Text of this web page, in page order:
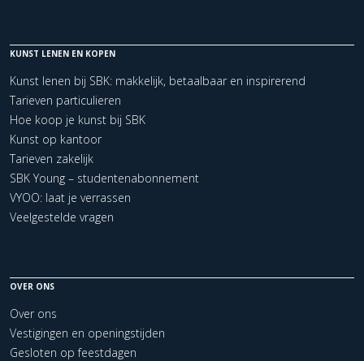
KUNST LENEN EN KOPEN
Kunst lenen bij SBK: makkelijk, betaalbaar en inspirerend
Tarieven particulieren
Hoe koop je kunst bij SBK
Kunst op kantoor
Tarieven zakelijk
SBK Young – studentenabonnement
VYOO: laat je verrassen
Veelgestelde vragen
OVER ONS
Over ons
Vestigingen en openingstijden
Gesloten op feestdagen